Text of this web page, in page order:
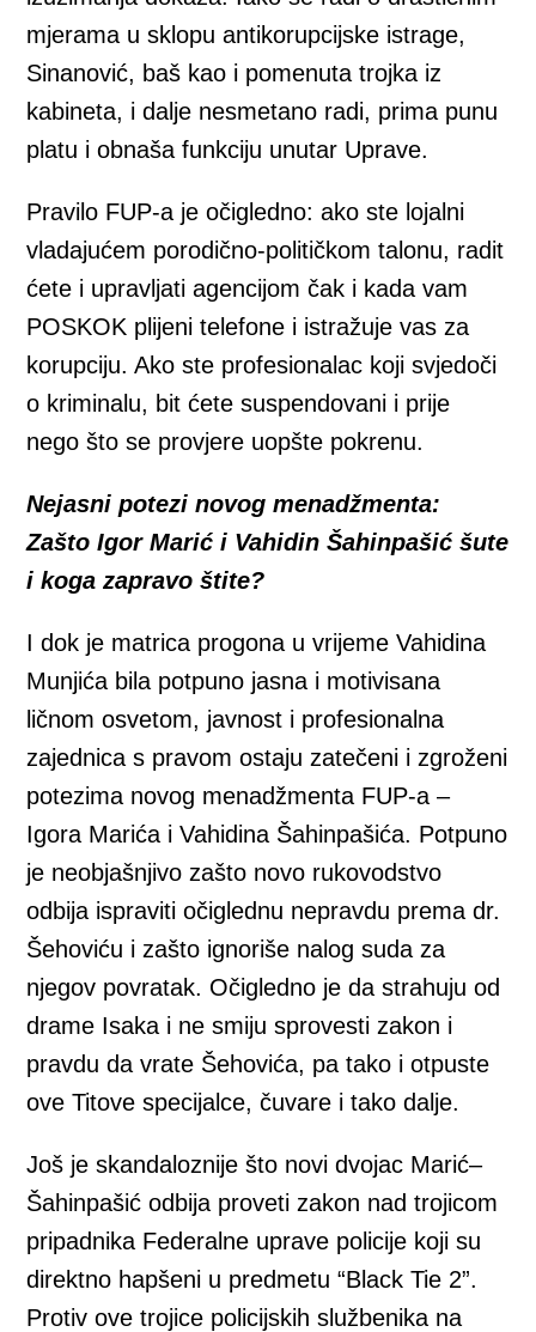
mjerama u sklopu antikorupcijske istrage,
Sinanović, baš kao i pomenuta trojka iz
kabineta, i dalje nesmetano radi, prima punu
platu i obnaša funkciju unutar Uprave.
Pravilo FUP-a je očigledno: ako ste lojalni
vladajućem porodično-političkom talonu, radit
ćete i upravljati agencijom čak i kada vam
POSKOK plijeni telefone i istražuje vas za
korupciju. Ako ste profesionalac koji svjedoči
o kriminalu, bit ćete suspendovani i prije
nego što se provjere uopšte pokrenu.
Nejasni potezi novog menadžmenta:
Zašto Igor Marić i Vahidin Šahinpašić šute
i koga zapravo štite?
I dok je matrica progona u vrijeme Vahidina
Munjića bila potpuno jasna i motivisana
ličnom osvetom, javnost i profesionalna
zajednica s pravom ostaju zatečeni i zgroženi
potezima novog menadžmenta FUP-a –
Igora Marića i Vahidina Šahinpašića. Potpuno
je neobjašnjivo zašto novo rukovodstvo
odbija ispraviti očiglednu nepravdu prema dr.
Šehoviću i zašto ignoriše nalog suda za
njegov povratak. Očigledno je da strahuju od
drame Isaka i ne smiju sprovesti zakon i
pravdu da vrate Šehovića, pa tako i otpuste
ove Titove specijalce, čuvare i tako dalje.
Još je skandaloznije što novi dvojac Marić–
Šahinpašić odbija proveti zakon nad trojicom
pripadnika Federalne uprave policije koji su
direktno hapšeni u predmetu “Black Tie 2”.
Protiv ove trojice policijskih službenika na